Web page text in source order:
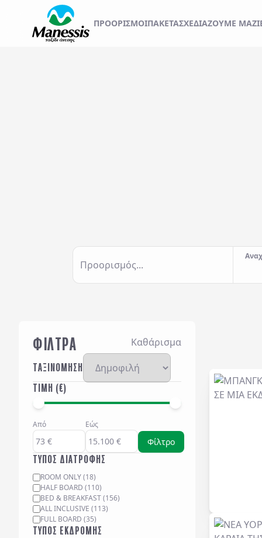
ΞΕΚΙΝΗΣΤΕ ΤΟ
ΠΡΟΟΡΙΣΜΟΊΠΑΚΕΤΑΣΧΕΔΙΆΖΟΥΜΕ ΜΑΖΊ
Προορισμός...
ΦΙΛΤΡΑ Καθάρισμα
ΤΑΞΙΝΟΜΗΣΗ
ΤΙΜΗ (€)
Από Εώς
Φίλτρο
ΤΥΠΟΣ ΔΙΑΤΡΟΦΗΣ
FULL BOARD (35)
ALL INCLUSIVE (113)
BED & BREAKFAST(156)
HALF BOARD (110)
ROOM ONLY(18)
ΤΥΠΟΣ ΕΚΔΡΟΜΗΣ